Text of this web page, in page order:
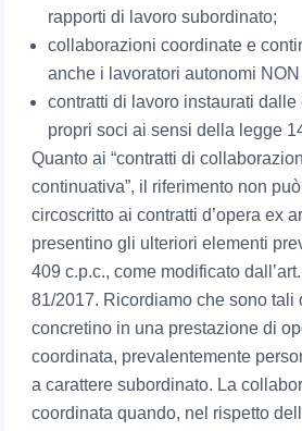
rapporti di lavoro subordinato;
collaborazioni coordinate e
anche i lavoratori autonomi
contratti di lavoro instaurati dalle
propri soci ai sensi della legge
Quanto ai “contratti di
continuativa”, il riferimento non
circoscritto ai contratti d’opera ex
presentino gli ulteriori elementi
409 c.p.c., come modificato
81/2017. Ricordiamo che sono tali
concretino in una prestazione di
coordinata, prevalentemente
a carattere subordinato. La
coordinata quando, nel rispetto